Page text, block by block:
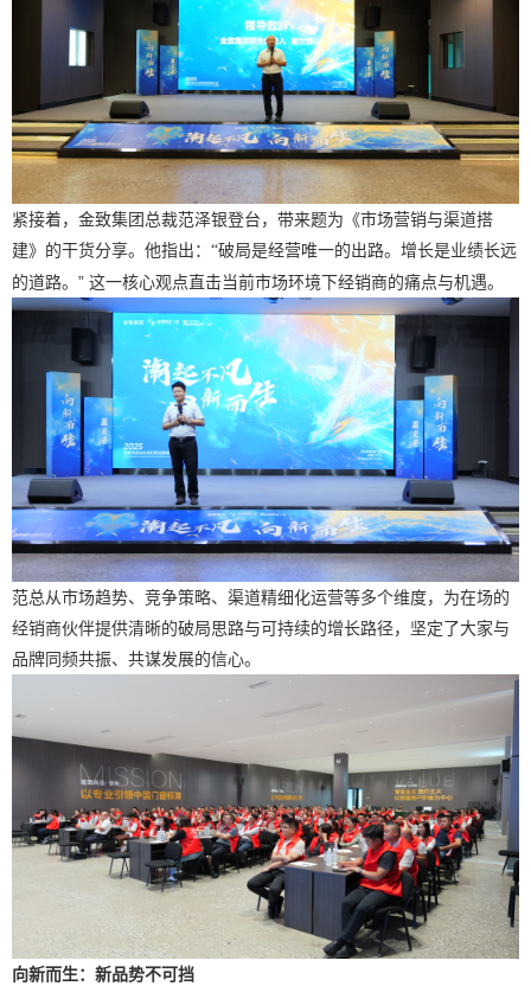
紧接着，金致集团总裁范泽银登台，带来题为《市场营销与渠道搭
建》的干货分享。他指出：“破局是经营唯一的出路。增长是业绩长远
的道路。” 这一核心观点直击当前市场环境下经销商的痛点与机遇。
范总从市场趋势、竞争策略、渠道精细化运营等多个维度，为在场的
经销商伙伴提供清晰的破局思路与可持续的增长路径，坚定了大家与
品牌同频共振、共谋发展的信心。
向新而生：新品势不可挡